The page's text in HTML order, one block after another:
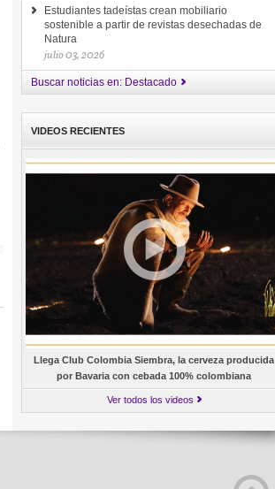
Estudiantes tadeístas crean mobiliario
sostenible a partir de revistas desechadas de
Natura
julio 03, 2026
Buscar noticias en: Destacado
VIDEOS RECIENTES
Llega Club Colombia Siembra, la cerveza producida
por Bavaria con cebada 100% colombiana
Ver todos los videos